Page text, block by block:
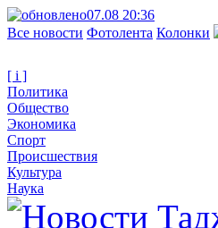
07.08 20:36
Все новости Фотолента Колонки
[ i ]
Политика
Общество
Экономика
Спорт
Происшествия
Культура
Наука